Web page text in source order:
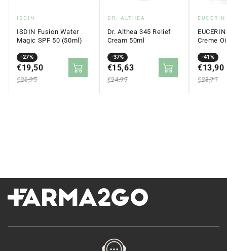
Proveedor:
ISDIN
ISDIN Fusion Water
Magic SPF 50 (50ml)
-27%
Precio
en
oferta
€19,50
Precio
regular
€26,95
Proveedor:
DR. ALTHEA
Dr. Althea 345 Relief
Cream 50ml
-37%
Precio
en
oferta
€15,63
Precio
regular
€24,99
EUCERIN
Creme
-41%
Precio
en
oferta
€13,90
Precio
regular
€23,71